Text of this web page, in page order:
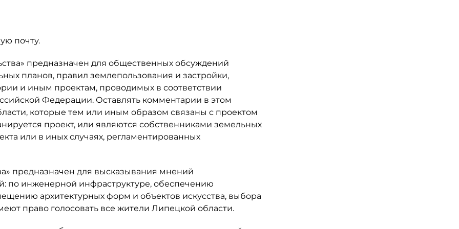
почту.
предназначен для общественных обсуждений
планов, правил землепользования и застройки,
и иным проектам, проводимых в соответствии
Федерации. Оставлять комментарии в этом
которые тем или иным образом связаны с проектом
проект, или являются собственниками земельных
или в иных случаях, регламентированных
предназначен для высказывания мнений
по инженерной инфраструктуре, обеспечению
архитектурных форм и объектов искусства, выбора
право голосовать все жители Липецкой области.